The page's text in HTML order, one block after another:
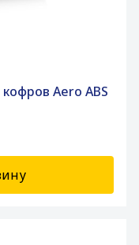
Aero ABS